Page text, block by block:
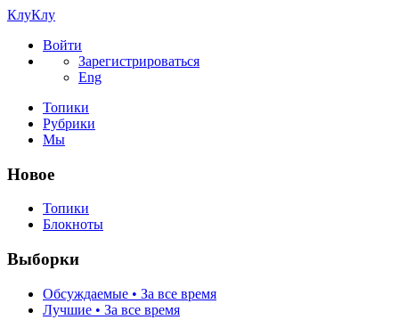
КлуКлу
Войти
Зарегистрироваться
Eng
Топики
Рубрики
Мы
Новое
Топики
Блокноты
Выборки
Обсуждаемые • За все время
Лучшие • За все время